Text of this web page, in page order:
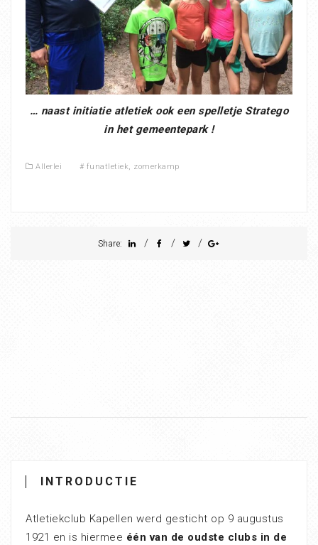
… naast initiatie atletiek ook een spelletje Stratego
in het gemeentepark !
Allerlei # funatletiek, zomerkamp
Share: / / /
INTRODUCTIE
Atletiekclub Kapellen werd gesticht op 9 augustus
1921 en is hiermee één van de oudste clubs in de